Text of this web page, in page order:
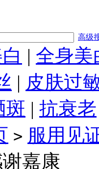
高级
| 全身美
| 皮肤过
斑 | 抗衰老
> 服用见
嘉康